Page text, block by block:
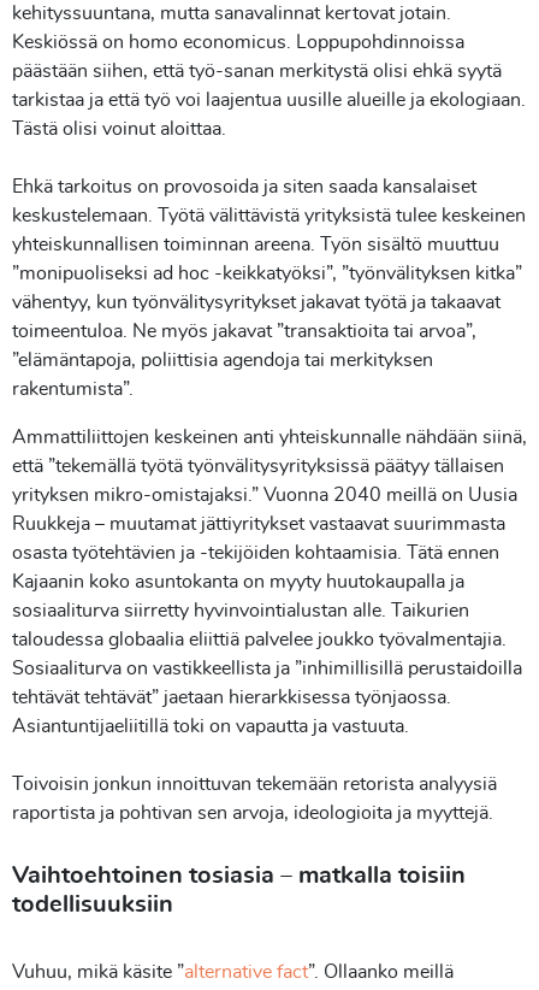
kehityssuuntana, mutta sanavalinnat kertovat jotain.
Keskiössä on homo economicus. Loppupohdinnoissa
päästään siihen, että työ-sanan merkitystä olisi ehkä syytä
tarkistaa ja että työ voi laajentua uusille alueille ja ekologiaan.
Tästä olisi voinut aloittaa.
Ehkä tarkoitus on provosoida ja siten saada kansalaiset
keskustelemaan. Työtä välittävistä yrityksistä tulee keskeinen
yhteiskunnallisen toiminnan areena. Työn sisältö muuttuu
”monipuoliseksi ad hoc -keikkatyöksi”, ”työnvälityksen kitka”
vähentyy, kun työnvälitysyritykset jakavat työtä ja takaavat
toimeentuloa. Ne myös jakavat ”transaktioita tai arvoa”,
”elämäntapoja, poliittisia agendoja tai merkityksen
rakentumista”.
Ammattiliittojen keskeinen anti yhteiskunnalle nähdään siinä,
että ”tekemällä työtä työnvälitysyrityksissä päätyy tällaisen
yrityksen mikro-omistajaksi.” Vuonna 2040 meillä on Uusia
Ruukkeja – muutamat jättiyritykset vastaavat suurimmasta
osasta työtehtävien ja -tekijöiden kohtaamisia. Tätä ennen
Kajaanin koko asuntokanta on myyty huutokaupalla ja
sosiaaliturva siirretty hyvinvointialustan alle. Taikurien
taloudessa globaalia eliittiä palvelee joukko työvalmentajia.
Sosiaaliturva on vastikkeellista ja ”inhimillisillä perustaidoilla
tehtävät tehtävät” jaetaan hierarkkisessa työnjaossa.
Asiantuntijaeliitillä toki on vapautta ja vastuuta.
Toivoisin jonkun innoittuvan tekemään retorista analyysiä
raportista ja pohtivan sen arvoja, ideologioita ja myyttejä.
Vaihtoehtoinen tosiasia – matkalla toisiin
todellisuuksiin
Vuhuu, mikä käsite ”alternative fact”. Ollaanko meillä